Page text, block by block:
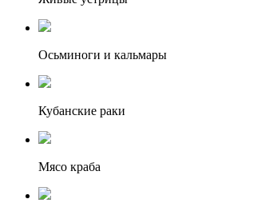
Осьминоги и кальмары
Кубанские раки
Мясо краба